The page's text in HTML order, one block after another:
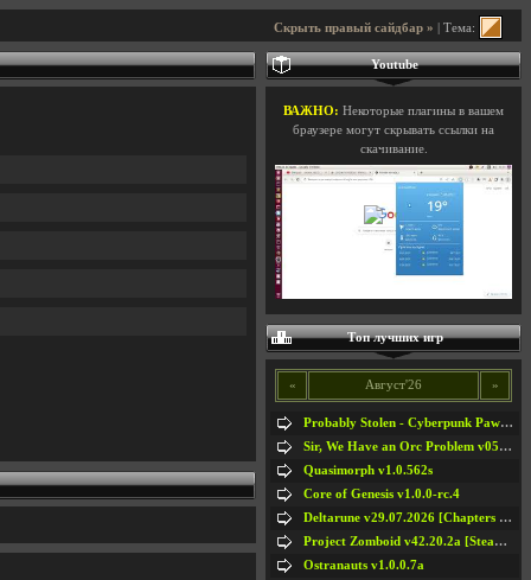
Скрыть правый сайдбар » | Тема:
Youtube
ВАЖНО: Некоторые плагины в вашем
браузере могут скрывать ссылки на
скачивание.
Топ лучших игр
« Август'26 »
Probably Stolen - Cyberpunk Pawnshop Simulator v048c [Playtest]
Sir, We Have an Orc Problem v05.08.2026
Quasimorph v1.0.562s
Core of Genesis v1.0.0-rc.4
Deltarune v29.07.2026 [Chapters 1-5] / + RUS [Chapters 1-5]
Project Zomboid v42.20.2a [Steam Early Access]
Ostranauts v1.0.0.7a